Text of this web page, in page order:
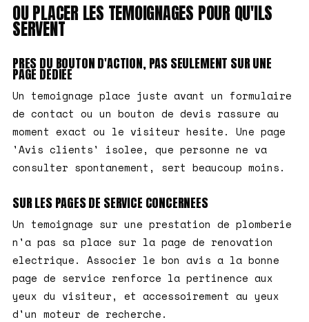
OU PLACER LES TEMOIGNAGES POUR QU'ILS
SERVENT
PRES DU BOUTON D'ACTION, PAS SEULEMENT SUR UNE
PAGE DEDIEE
Un temoignage place juste avant un formulaire
de contact ou un bouton de devis rassure au
moment exact ou le visiteur hesite. Une page
'Avis clients' isolee, que personne ne va
consulter spontanement, sert beaucoup moins.
SUR LES PAGES DE SERVICE CONCERNEES
Un temoignage sur une prestation de plomberie
n'a pas sa place sur la page de renovation
electrique. Associer le bon avis a la bonne
page de service renforce la pertinence aux
yeux du visiteur, et accessoirement au yeux
d'un moteur de recherche.